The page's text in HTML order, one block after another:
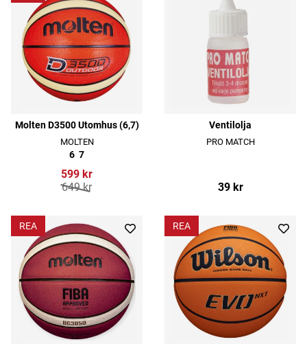
Molten D3500 Utomhus (6,7)
MOLTEN
6 7
599 kr
649 kr
Ventilolja
PRO MATCH
39 kr
REA REA